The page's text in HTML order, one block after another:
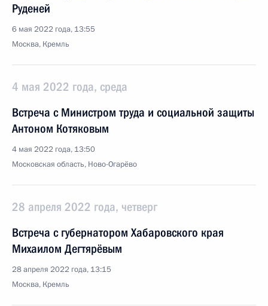
Руденей
6 мая 2022 года, 13:55
Москва, Кремль
4 мая 2022 года, среда
Встреча с Министром труда и социальной защиты
Антоном Котяковым
4 мая 2022 года, 13:50
Московская область, Ново-Огарёво
28 апреля 2022 года, четверг
Встреча с губернатором Хабаровского края
Михаилом Дегтярёвым
28 апреля 2022 года, 13:15
Москва, Кремль